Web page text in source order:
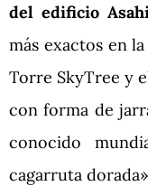
del edificio
más exactos en
Torre SkyTree y
con forma de
conocido
cagarruta